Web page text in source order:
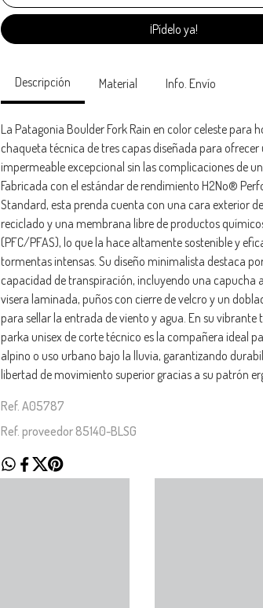
¡Pídelo ya!
Descripción Material Info. Envío
La Patagonia Boulder Fork Rain en color celeste para
chaqueta técnica de tres capas diseñada para
impermeable excepcional sin las complicaciones de
Fabricada con el estándar de rendimiento H2No®
Standard, esta prenda cuenta con una cara exterior
reciclado y una membrana libre de productos
(PFC/PFAS), lo que la hace altamente sostenible y
tormentas intensas. Su diseño minimalista destaca
capacidad de transpiración, incluyendo una capucha
visera laminada, puños con cierre de velcro y un
para sellar la entrada de viento y agua. En su vibrante
parka unisex de corte técnico es la compañera ideal
alpino o uso urbano bajo la lluvia, garantizando
libertad de movimiento superior gracias a su patrón
Ref. A05787
Ref. proveedor 85140-BLSG